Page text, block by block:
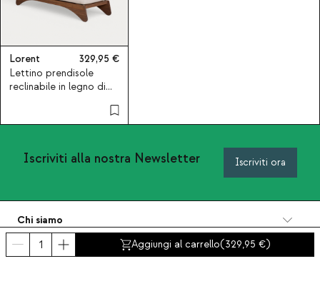
Aggiungi al carrello(329,95 )
Lorent
329,95
Lettino prendisole
reclinabile in legno di
Iscriviti alla nostra Newsletter Iscriviti ora
Chi siamo
Categorie
Contatto e aiuto